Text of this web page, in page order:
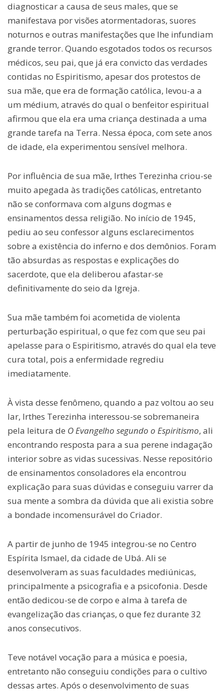
diagnosticar a causa de seus males, que se
manifestava por visões atormentadoras, suores
noturnos e outras manifestações que lhe infundiam
grande terror. Quando esgotados todos os recursos
médicos, seu pai, que já era convicto das verdades
contidas no Espiritismo, apesar dos protestos de
sua mãe, que era de formação católica, levou-a a
um médium, através do qual o benfeitor espiritual
afirmou que ela era uma criança destinada a uma
grande tarefa na Terra. Nessa época, com sete anos
de idade, ela experimentou sensível melhora.
Por influência de sua mãe, Irthes Terezinha criou-se
muito apegada às tradições católicas, entretanto
não se conformava com alguns dogmas e
ensinamentos dessa religião. No início de 1945,
pediu ao seu confessor alguns esclarecimentos
sobre a existência do inferno e dos demônios. Foram
tão absurdas as respostas e explicações do
sacerdote, que ela deliberou afastar-se
definitivamente do seio da Igreja.
Sua mãe também foi acometida de violenta
perturbação espiritual, o que fez com que seu pai
apelasse para o Espiritismo, através do qual ela teve
cura total, pois a enfermidade regrediu
imediatamente.
À vista desse fenômeno, quando a paz voltou ao seu
lar, Irthes Terezinha interessou-se sobremaneira
pela leitura de O Evangelho segundo o Espiritismo, ali
encontrando resposta para a sua perene indagação
interior sobre as vidas sucessivas. Nesse repositório
de ensinamentos consoladores ela encontrou
explicação para suas dúvidas e conseguiu varrer da
sua mente a sombra da dúvida que ali existia sobre
a bondade incomensurável do Criador.
A partir de junho de 1945 integrou-se no Centro
Espírita Ismael, da cidade de Ubá. Ali se
desenvolveram as suas faculdades mediúnicas,
principalmente a psicografia e a psicofonia. Desde
então dedicou-se de corpo e alma à tarefa de
evangelização das crianças, o que fez durante 32
anos consecutivos.
Teve notável vocação para a música e poesia,
entretanto não conseguiu condições para o cultivo
dessas artes. Após o desenvolvimento de suas